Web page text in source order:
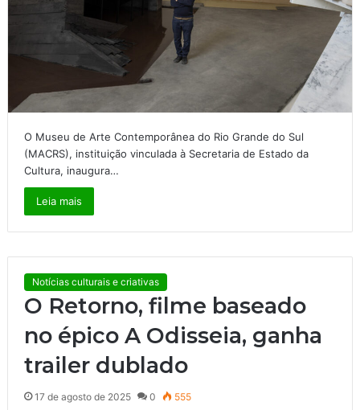
O Museu de Arte Contemporânea do Rio Grande do Sul
(MACRS), instituição vinculada à Secretaria de Estado da
Cultura, inaugura…
Leia mais
Notícias culturais e criativas
O Retorno, filme baseado
no épico A Odisseia, ganha
trailer dublado
17 de agosto de 2025 0 555